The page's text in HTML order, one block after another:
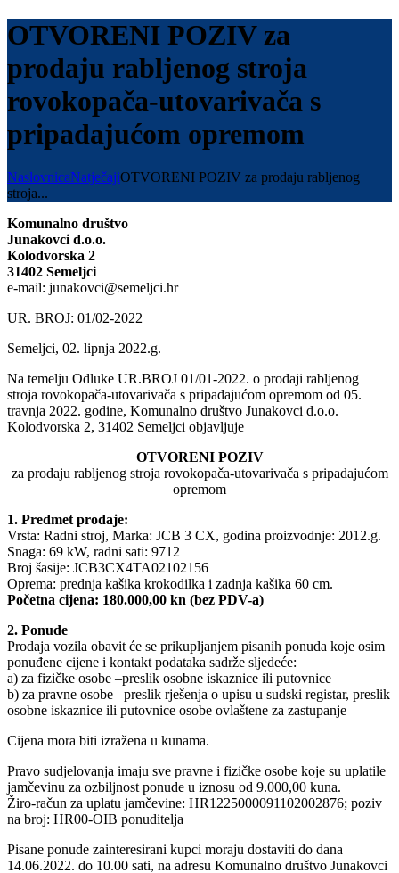
OTVORENI POZIV za
prodaju rabljenog stroja
rovokopača-utovarivača s
pripadajućom opremom
NaslovnicaNatječajiOTVORENI POZIV za prodaju rabljenog
stroja...
Komunalno društvo
Junakovci d.o.o.
Kolodvorska 2
31402 Semeljci
e-mail: junakovci@semeljci.hr
UR. BROJ: 01/02-2022
Semeljci, 02. lipnja 2022.g.
Na temelju Odluke UR.BROJ 01/01-2022. o prodaji rabljenog
stroja rovokopača-utovarivača s pripadajućom opremom od 05.
travnja 2022. godine, Komunalno društvo Junakovci d.o.o.
Kolodvorska 2, 31402 Semeljci objavljuje
OTVORENI POZIV
za prodaju rabljenog stroja rovokopača-utovarivača s pripadajućom
opremom
1. Predmet prodaje:
Vrsta: Radni stroj, Marka: JCB 3 CX, godina proizvodnje: 2012.g.
Snaga: 69 kW, radni sati: 9712
Broj šasije: JCB3CX4TA02102156
Oprema: prednja kašika krokodilka i zadnja kašika 60 cm.
Početna cijena: 180.000,00 kn (bez PDV-a)
2. Ponude
Prodaja vozila obavit će se prikupljanjem pisanih ponuda koje osim
ponuđene cijene i kontakt podataka sadrže sljedeće:
a) za fizičke osobe –preslik osobne iskaznice ili putovnice
b) za pravne osobe –preslik rješenja o upisu u sudski registar, preslik
osobne iskaznice ili putovnice osobe ovlaštene za zastupanje
Cijena mora biti izražena u kunama.
Pravo sudjelovanja imaju sve pravne i fizičke osobe koje su uplatile
jamčevinu za ozbiljnost ponude u iznosu od 9.000,00 kuna.
Žiro-račun za uplatu jamčevine: HR1225000091102002876; poziv
na broj: HR00-OIB ponuditelja
Pisane ponude zainteresirani kupci moraju dostaviti do dana
14.06.2022. do 10.00 sati, na adresu Komunalno društvo Junakovci